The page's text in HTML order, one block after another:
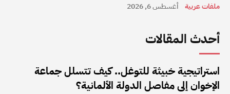
ملفات عربية أغسطس 6, 2026
أحدث المقالات
استراتيجية خبيثة للتوغل.. كيف تتسلل جماعة
الإخوان إلى مفاصل الدولة الألمانية؟